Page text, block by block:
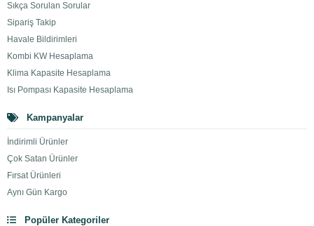
Sıkça Sorulan Sorular
Sipariş Takip
Havale Bildirimleri
Kombi KW Hesaplama
Klima Kapasite Hesaplama
Isı Pompası Kapasite Hesaplama
Kampanyalar
İndirimli Ürünler
Çok Satan Ürünler
Fırsat Ürünleri
Aynı Gün Kargo
Popüler Kategoriler